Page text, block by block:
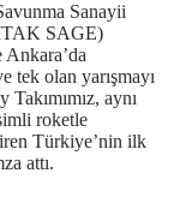
Sanayii
SAGE)
tek olan yarışmayı
aynı
roketle
Türkiye’nin ilk
attı.